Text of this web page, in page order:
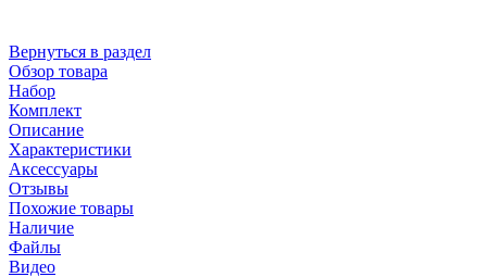
Вернуться в раздел
Обзор товара
Набор
Комплект
Описание
Характеристики
Аксессуары
Отзывы
Похожие товары
Наличие
Файлы
Видео